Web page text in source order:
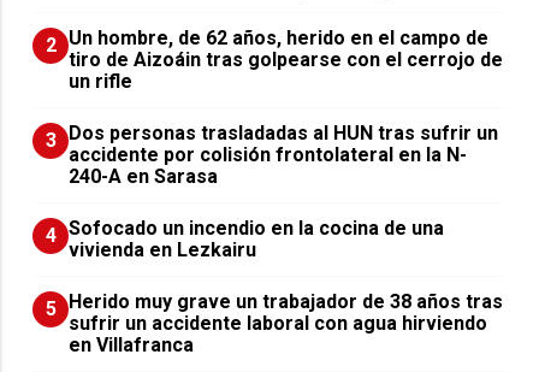
2 Un hombre, de 62 años, herido en el campo de
tiro de Aizoáin tras golpearse con el cerrojo de
un rifle
3 ​Dos personas trasladadas al HUN tras sufrir un
accidente por colisión frontolateral en la N-
240-A en Sarasa
4 Sofocado un incendio en la cocina de una
vivienda en Lezkairu
5 Herido muy grave un trabajador de 38 años tras
sufrir un accidente laboral con agua hirviendo
en Villafranca